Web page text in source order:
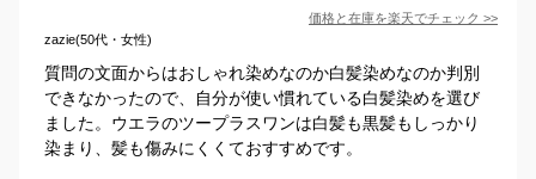
価格と在庫を楽天でチェック >>
zazie(50代・女性)
質問の文面からはおしゃれ染めなのか白髪染めなのか判別
できなかったので、自分が使い慣れている白髪染めを選び
ました。ウエラのツープラスワンは白髪も黒髪もしっかり
染まり、髪も傷みにくくておすすめです。